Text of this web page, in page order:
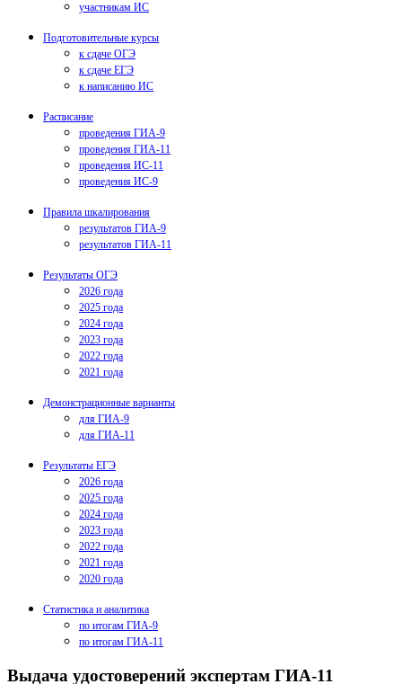
участникам ИС
Подготовительные курсы
к сдаче ОГЭ
к сдаче ЕГЭ
к написанию ИС
Расписание
проведения ГИА-9
проведения ГИА-11
проведения ИС-11
проведения ИС-9
Правила шкалирования
результатов ГИА-9
результатов ГИА-11
Результаты ОГЭ
2026 года
2025 года
2024 года
2023 года
2022 года
2021 года
Демонстрационные варианты
для ГИА-9
для ГИА-11
Результаты ЕГЭ
2026 года
2025 года
2024 года
2023 года
2022 года
2021 года
2020 года
Статистика и аналитика
по итогам ГИА-9
по итогам ГИА-11
Выдача удостоверений экспертам ГИА-11